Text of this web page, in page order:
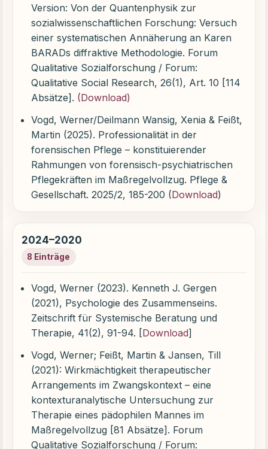
Version: Von der Quantenphysik zur
sozialwissenschaftlichen Forschung: Versuch
einer systematischen Annäherung an Karen
BARADs diffraktive Methodologie. Forum
Qualitative Sozialforschung / Forum:
Qualitative Social Research, 26(1), Art. 10 [114
Absätze]. (Download)
Vogd, Werner/Deilmann Wansig, Xenia & Feißt,
Martin (2025). Professionalität in der
forensischen Pflege – konstituierender
Rahmungen von forensisch-psychiatrischen
Pflegekräften im Maßregelvollzug. Pflege &
Gesellschaft. 2025/2, 185-200 (Download)
2024–2020
8 Einträge
Vogd, Werner (2023). Kenneth J. Gergen
(2021), Psychologie des Zusammenseins.
Zeitschrift für Systemische Beratung und
Therapie, 41(2), 91-94. [Download]
Vogd, Werner; Feißt, Martin & Jansen, Till
(2021): Wirkmächtigkeit therapeutischer
Arrangements im Zwangskontext – eine
kontexturanalytische Untersuchung zur
Therapie eines pädophilen Mannes im
Maßregelvollzug [81 Absätze]. Forum
Qualitative Sozialforschung / Forum: